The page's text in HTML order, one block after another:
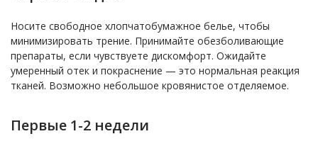
Носите свободное хлопчатобумажное белье, чтобы
минимизировать трение. Принимайте обезболивающие
препараты, если чувствуете дискомфорт. Ожидайте
умеренный отек и покраснение — это нормальная реакция
тканей. Возможно небольшое кровянистое отделяемое.
Первые 1-2 недели